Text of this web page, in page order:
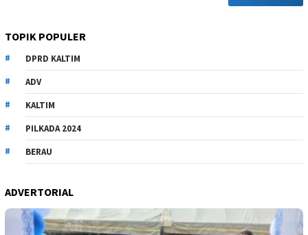
TOPIK POPULER
DPRD KALTIM
ADV
KALTIM
PILKADA 2024
BERAU
ADVERTORIAL